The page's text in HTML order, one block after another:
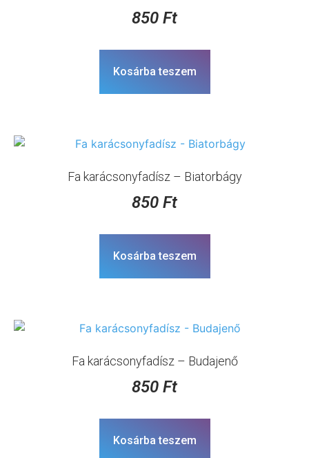
850 Ft
Kosárba teszem
Fa karácsonyfadísz – Biatorbágy
850 Ft
Kosárba teszem
Fa karácsonyfadísz – Budajenő
850 Ft
Kosárba teszem